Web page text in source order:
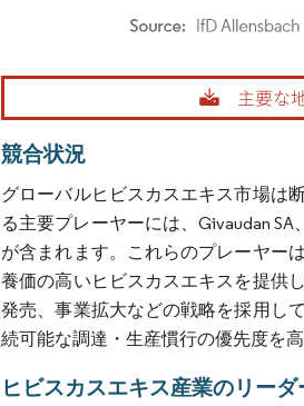
画像 © Mordor Intelligence。再利用にはCC BY
競合状況
グローバルヒビスカスエキス市場は
る主要プレーヤーには、Givaudan SA
が含まれます。これらのプレーヤー
養価の高いヒビスカスエキスを提供
発売、事業拡大などの戦略を採用し
続可能な調達・生産慣行の優先度を高
ヒビスカスエキス産業のリーダ